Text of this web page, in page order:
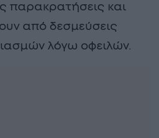
παρακρατήσεις και
από δεσμεύσεις
λόγω οφειλών.